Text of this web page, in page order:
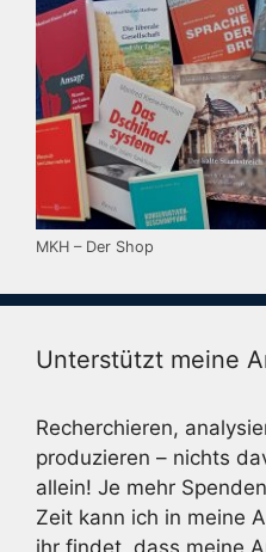
MKH – Der Shop
Unterstützt meine
Recherchieren,
produzieren – nichts
allein! Je mehr
Zeit kann ich in meine
ihr findet, dass meine